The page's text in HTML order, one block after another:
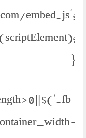
embed.js";
}
> 0 || $('.fb-
=